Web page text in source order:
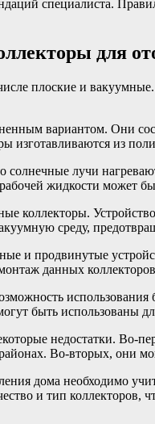
специалиста.
для
плоские и
вариантом. Они
изготавливаются из
лучи
жидкости может
среду,
и продвинутые
данных
быть
недостатки. Во-
Во-вторых, они
дома необходимо
и тип коллекторов,